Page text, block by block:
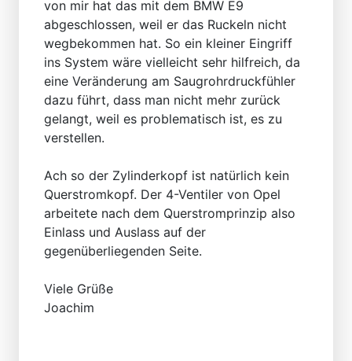
von mir hat das mit dem BMW E9
abgeschlossen, weil er das Ruckeln nicht
wegbekommen hat. So ein kleiner Eingriff
ins System wäre vielleicht sehr hilfreich, da
eine Veränderung am Saugrohrdruckfühler
dazu führt, dass man nicht mehr zurück
gelangt, weil es problematisch ist, es zu
verstellen.
Ach so der Zylinderkopf ist natürlich kein
Querstromkopf. Der 4-Ventiler von Opel
arbeitete nach dem Querstromprinzip also
Einlass und Auslass auf der
gegenüberliegenden Seite.
Viele Grüße
Joachim